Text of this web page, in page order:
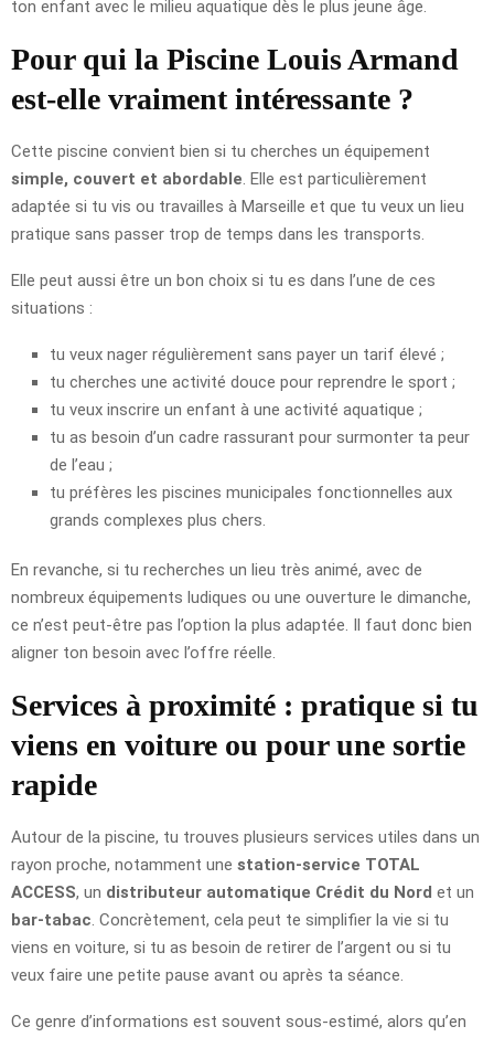
ton enfant avec le milieu aquatique dès le plus jeune âge.
Pour qui la Piscine Louis Armand
est-elle vraiment intéressante ?
Cette piscine convient bien si tu cherches un équipement
simple, couvert et abordable . Elle est particulièrement
adaptée si tu vis ou travailles à Marseille et que tu veux un lieu
pratique sans passer trop de temps dans les transports.
Elle peut aussi être un bon choix si tu es dans l’une de ces
situations :
tu veux nager régulièrement sans payer un tarif élevé ;
tu cherches une activité douce pour reprendre le sport ;
tu veux inscrire un enfant à une activité aquatique ;
tu as besoin d’un cadre rassurant pour surmonter ta peur
de l’eau ;
tu préfères les piscines municipales fonctionnelles aux
grands complexes plus chers.
En revanche, si tu recherches un lieu très animé, avec de
nombreux équipements ludiques ou une ouverture le dimanche,
ce n’est peut-être pas l’option la plus adaptée. Il faut donc bien
aligner ton besoin avec l’offre réelle.
Services à proximité : pratique si tu
viens en voiture ou pour une sortie
rapide
Autour de la piscine, tu trouves plusieurs services utiles dans un
rayon proche, notamment une station-service TOTAL
ACCESS, un distributeur automatique Crédit du Nord et un
bar-tabac . Concrètement, cela peut te simplifier la vie si tu
viens en voiture, si tu as besoin de retirer de l’argent ou si tu
veux faire une petite pause avant ou après ta séance.
Ce genre d’informations est souvent sous-estimé, alors qu’en